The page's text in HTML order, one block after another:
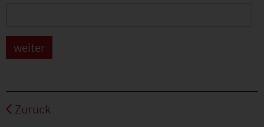
Zurück